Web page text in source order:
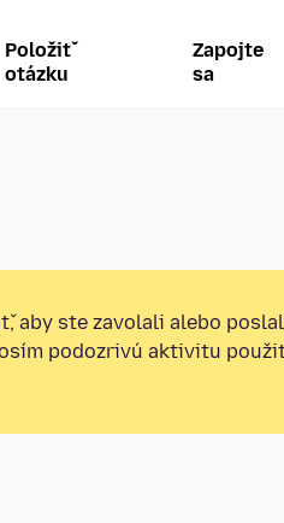
Položiť
otázku
Zapojte
sa
aby ste zavolali alebo
podozrivú aktivitu